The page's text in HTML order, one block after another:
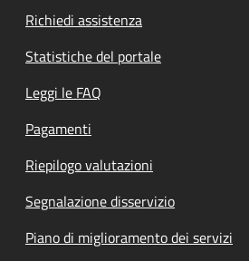
Richiedi assistenza
Statistiche del portale
Leggi le FAQ
Pagamenti
Riepilogo valutazioni
Segnalazione disservizio
Piano di miglioramento dei servizi